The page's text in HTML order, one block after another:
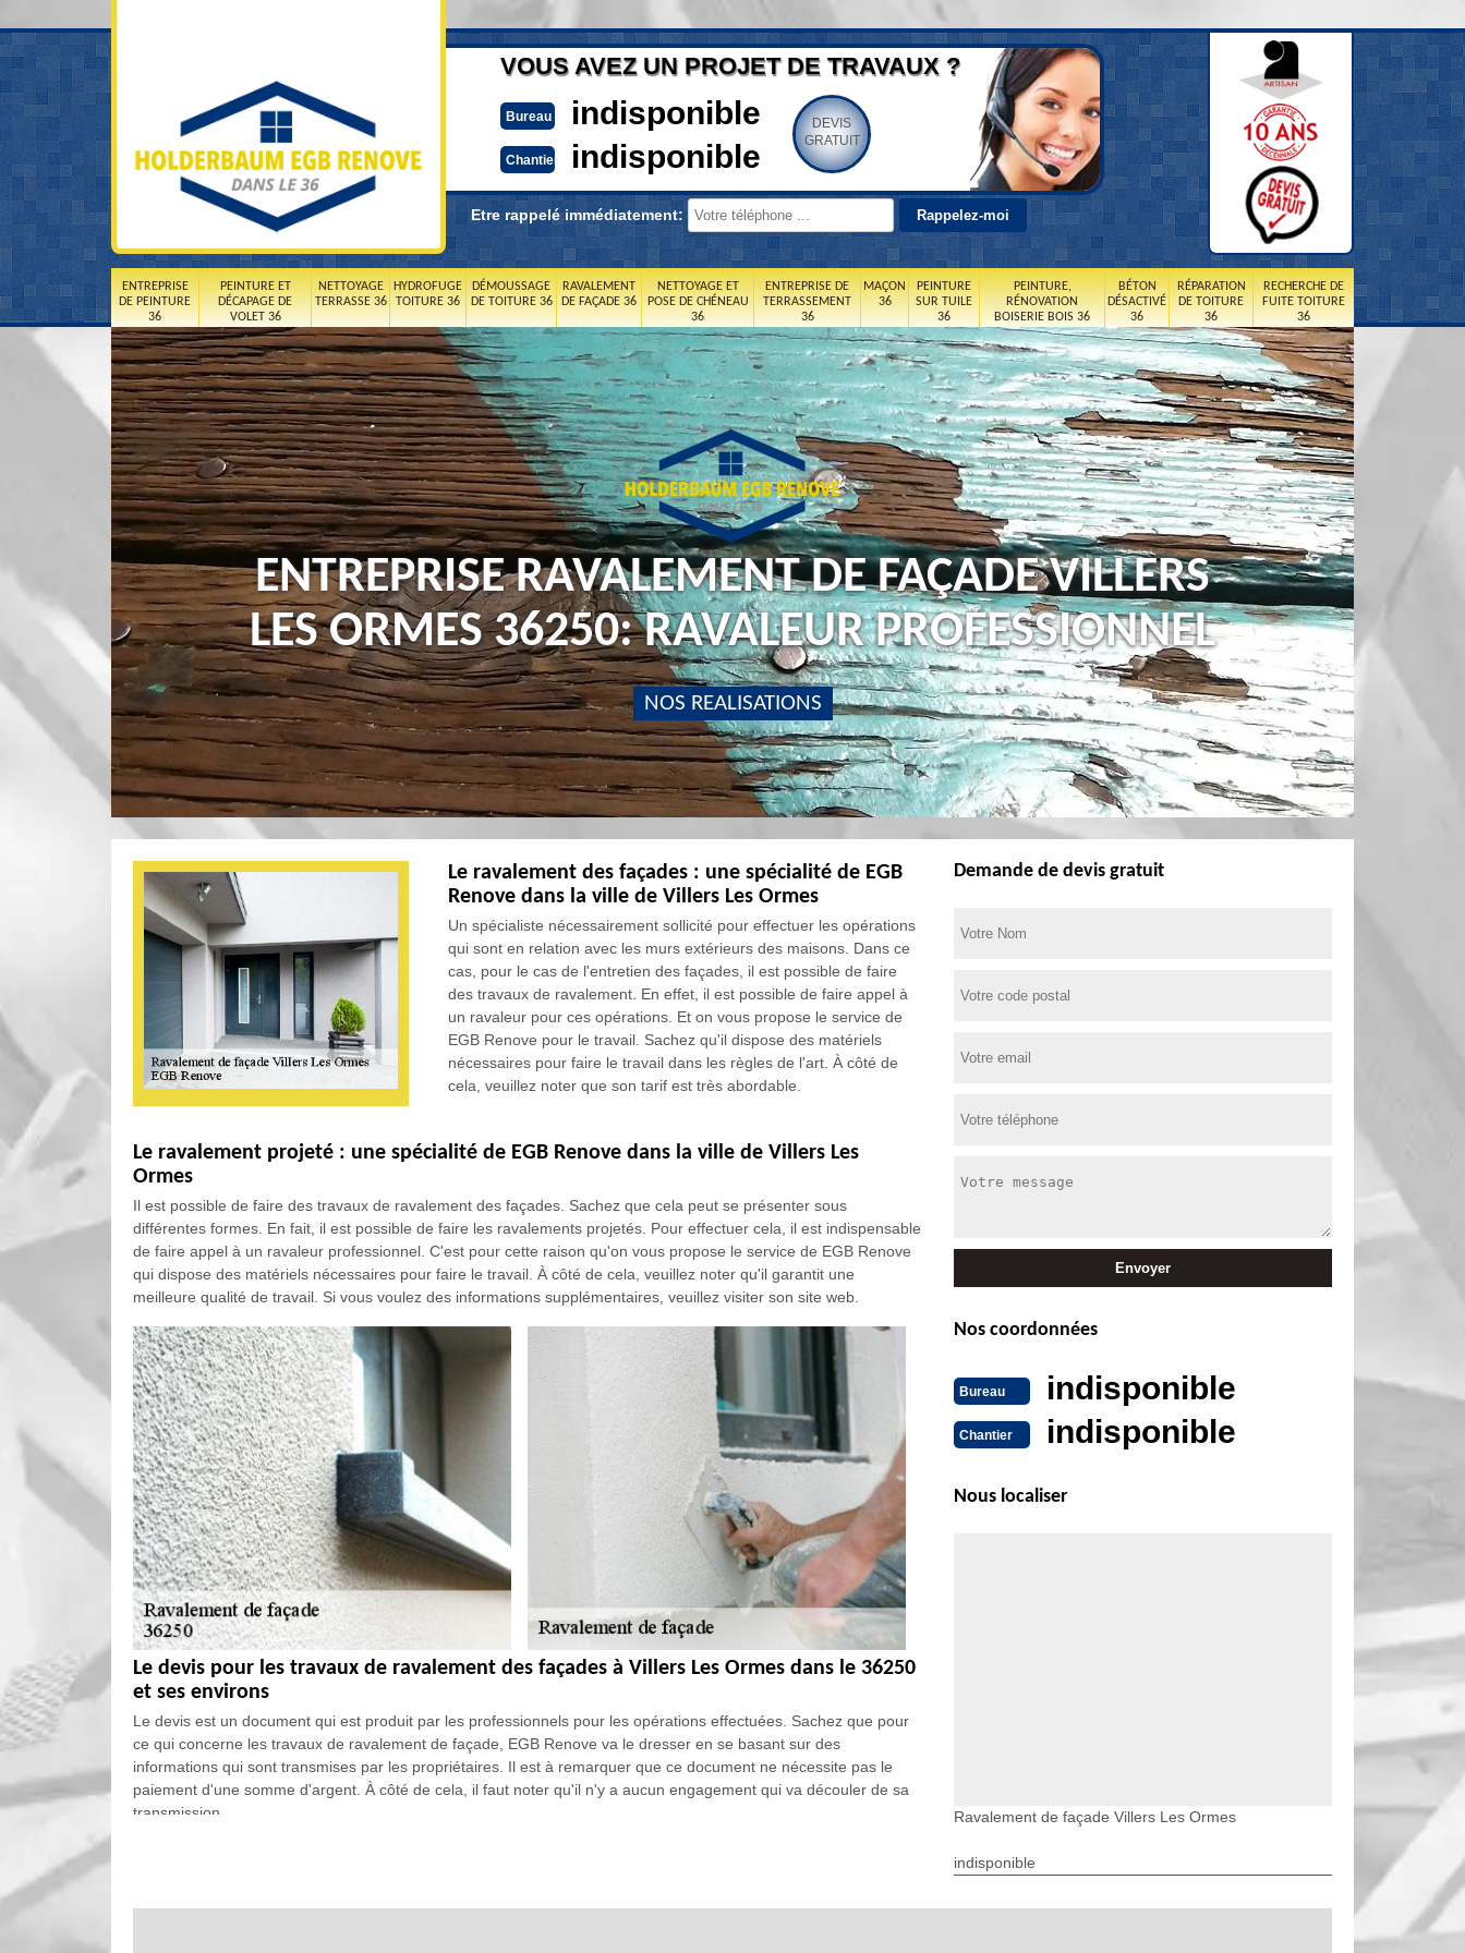
VOUS AVEZ UN PROJET DE TRAVAUX ?
Bureau indisponible
Chantier indisponible
DEVIS
GRATUIT
Etre rappelé immédiatement:
ENTREPRISE
DE PEINTURE
36
PEINTURE ET
DÉCAPAGE DE
VOLET 36
NETTOYAGE
TERRASSE 36
HYDROFUGE
TOITURE 36
DÉMOUSSAGE
DE TOITURE 36
RAVALEMENT
DE FAÇADE 36
NETTOYAGE ET
POSE DE CHÉNEAU
36
ENTREPRISE DE
TERRASSEMENT
36
MAÇON
36
PEINTURE
SUR TUILE
36
PEINTURE,
RÉNOVATION
BOISERIE BOIS 36
BÉTON
DÉSACTIVÉ
36
RÉPARATION
DE TOITURE
36
RECHERCHE DE
FUITE TOITURE
36
ENTREPRISE RAVALEMENT DE FAÇADE VILLERS
LES ORMES 36250: RAVALEUR PROFESSIONNEL
NOS REALISATIONS
Le ravalement des façades : une spécialité de EGB
Renove dans la ville de Villers Les Ormes
Un spécialiste nécessairement sollicité pour effectuer les opérations
qui sont en relation avec les murs extérieurs des maisons. Dans ce
cas, pour le cas de l'entretien des façades, il est possible de faire
des travaux de ravalement. En effet, il est possible de faire appel à
un ravaleur pour ces opérations. Et on vous propose le service de
EGB Renove pour le travail. Sachez qu'il dispose des matériels
nécessaires pour faire le travail dans les règles de l'art. À côté de
cela, veuillez noter que son tarif est très abordable.
Le ravalement projeté : une spécialité de EGB Renove dans la ville de Villers Les
Ormes
Il est possible de faire des travaux de ravalement des façades. Sachez que cela peut se présenter sous
différentes formes. En fait, il est possible de faire les ravalements projetés. Pour effectuer cela, il est indispensable
de faire appel à un ravaleur professionnel. C'est pour cette raison qu'on vous propose le service de EGB Renove
qui dispose des matériels nécessaires pour faire le travail. À côté de cela, veuillez noter qu'il garantit une
meilleure qualité de travail. Si vous voulez des informations supplémentaires, veuillez visiter son site web.
Le devis pour les travaux de ravalement des façades à Villers Les Ormes dans le 36250
et ses environs
Le devis est un document qui est produit par les professionnels pour les opérations effectuées. Sachez que pour
ce qui concerne les travaux de ravalement de façade, EGB Renove va le dresser en se basant sur des
informations qui sont transmises par les propriétaires. Il est à remarquer que ce document ne nécessite pas le
paiement d'une somme d'argent. À côté de cela, il faut noter qu'il n'y a aucun engagement qui va découler de sa
transmission.
Le ravalement de façade est une opération qui ne peut pas être bâclée par les propriétaires des maisons. En fait,
Demande de devis gratuit
Nos coordonnées
Bureau indisponible
Chantier indisponible
Nous localiser
Ravalement de façade Villers Les Ormes
indisponible